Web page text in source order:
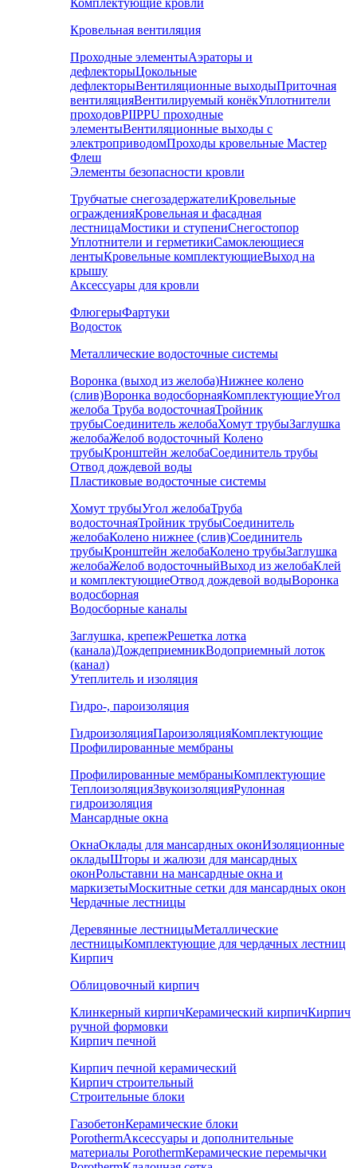
Комплектующие кровли
Кровельная вентиляция
Проходные элементыАэраторы и
дефлекторыЦокольные
дефлекторыВентиляционные выходыПриточная
вентиляцияВентилируемый конёкУплотнители
проходовPIIPPU проходные
элементыВентиляционные выходы с
электроприводомПроходы кровельные Мастер
Флеш
Элементы безопасности кровли
Трубчатые снегозадержателиКровельные
огражденияКровельная и фасадная
лестницаМостики и ступениСнегостопор
Уплотнители и герметикиСамоклеющиеся
лентыКровельные комплектующиеВыход на
крышу
Аксессуары для кровли
ФлюгерыФартуки
Водосток
Металлические водосточные системы
Воронка (выход из желоба)Нижнее колено
(слив)Воронка водосборнаяКомплектующиеУгол
желоба Труба водосточнаяТройник
трубыСоединитель желобаХомут трубыЗаглушка
желобаЖелоб водосточный Колено
трубыКронштейн желобаСоединитель трубы
Отвод дождевой воды
Пластиковые водосточные системы
Хомут трубыУгол желобаТруба
водосточнаяТройник трубыСоединитель
желобаКолено нижнее (слив)Соединитель
трубыКронштейн желобаКолено трубыЗаглушка
желобаЖелоб водосточныйВыход из желобаКлей
и комплектующиеОтвод дождевой водыВоронка
водосборная
Водосборные каналы
Заглушка, крепежРешетка лотка
(канала)ДождеприемникВодоприемный лоток
(канал)
Утеплитель и изоляция
Гидро-, пароизоляция
ГидроизоляцияПароизоляцияКомплектующие
Профилированные мембраны
Профилированные мембраныКомплектующие
ТеплоизоляцияЗвукоизоляцияРулонная
гидроизоляция
Мансардные окна
ОкнаОклады для мансардных оконИзоляционные
окладыШторы и жалюзи для мансардных
оконРольставни на мансардные окна и
маркизетыМоскитные сетки для мансардных окон
Чердачные лестницы
Деревянные лестницыМеталлические
лестницыКомплектующие для чердачных лестниц
Кирпич
Облицовочный кирпич
Клинкерный кирпичКерамический кирпичКирпич
ручной формовки
Кирпич печной
Кирпич печной керамический
Кирпич строительный
Строительные блоки
ГазобетонКерамические блоки
PorothermАксессуары и дополнительные
материалы PorothermКерамические перемычки